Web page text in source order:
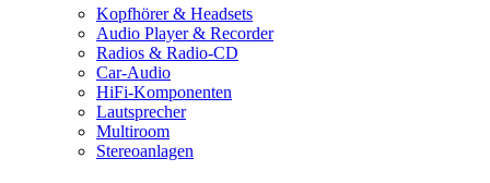
Kopfhörer & Headsets
Audio Player & Recorder
Radios & Radio-CD
Car-Audio
HiFi-Komponenten
Lautsprecher
Multiroom
Stereoanlagen